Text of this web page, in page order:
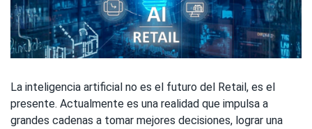
La inteligencia artificial no es el futuro del Retail, es el
presente. Actualmente es una realidad que impulsa a
grandes cadenas a tomar mejores decisiones, lograr una